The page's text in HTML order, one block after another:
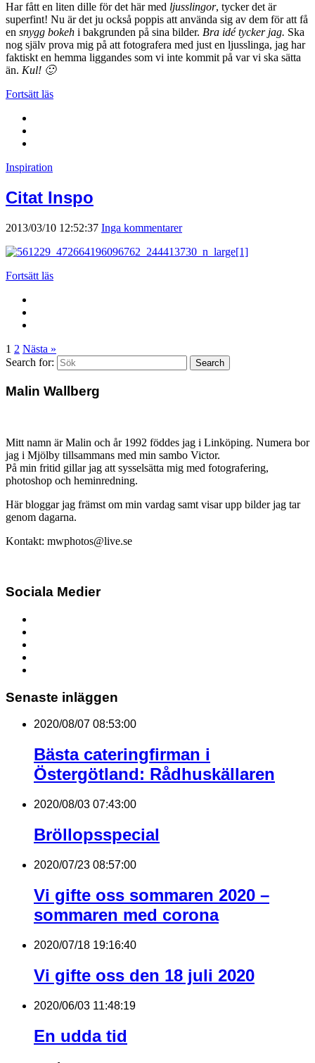
Har fått en liten dille för det här med ljusslingor, tycker det är
superfint! Nu är det ju också poppis att använda sig av dem för att få
en snygg bokeh i bakgrunden på sina bilder. Bra idé tycker jag. Ska
nog själv prova mig på att fotografera med just en ljusslinga, jag har
faktiskt en hemma liggandes som vi inte kommit på var vi ska sätta
än. Kul! 🙂
Fortsätt läs
Inspiration
Citat Inspo
2013/03/10 12:52:37 Inga kommentarer
Fortsätt läs
1 2 Nästa »
Search for:
Search
Malin Wallberg
Mitt namn är Malin och år 1992 föddes jag i Linköping. Numera bor
jag i Mjölby tillsammans med min sambo Victor.
På min fritid gillar jag att sysselsätta mig med fotografering,
photoshop och heminredning.
Här bloggar jag främst om min vardag samt visar upp bilder jag tar
genom dagarna.
Kontakt: mwphotos@live.se
Sociala Medier
Senaste inläggen
2020/08/07 08:53:00
Bästa cateringfirman i
Östergötland: Rådhuskällaren
2020/08/03 07:43:00
Bröllopsspecial
2020/07/23 08:57:00
Vi gifte oss sommaren 2020 –
sommaren med corona
2020/07/18 19:16:40
Vi gifte oss den 18 juli 2020
2020/06/03 11:48:19
En udda tid